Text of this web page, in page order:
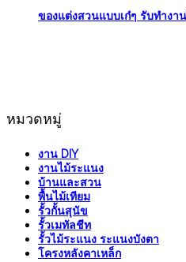
ของแต่งสวนแบบเก๋ๆ รับทำงา
หมวดหมู่
งาน DIY
งานไม้ระแนง
บ้านและสวน
พื้นไม้เทียม
รั้วกั้นสุนัข
รั้วเมทัลชีท
รั้วไม้ระแนง ระแนงบังตา
โครงหลังคาเหล็ก